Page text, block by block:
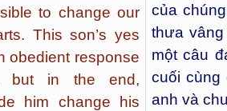
to change our
This son’s yes
obedient response
but in the end,
him change his
của
thưa
một câu
cuối cùng
anh và